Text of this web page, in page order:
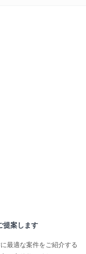
提案します
最適な案件をご紹介する